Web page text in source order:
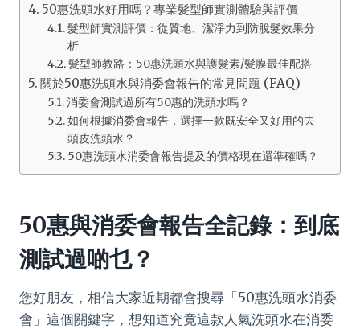
50惠洗頭水好用嗎？專業髮型師實測體驗與評價
髮型師實測評價：從質地、潔淨力到防脫髮效果分
析
髮型師教路：50惠洗頭水與護髮素/髮膜最佳配搭
關於50惠洗頭水與消委會報告的常見問題 (FAQ)
消委會測試過所有50惠的洗頭水嗎？
如何根據消委會報告，選擇一款既安全又好用的去
頭皮洗頭水？
50惠洗頭水消委會報告提及的價格現在還準確嗎？
50惠與消委會報告全記錄：到底
測試過啲乜？
您好朋友，相信大家近期都會搜尋「50惠洗頭水消委
會」這個關鍵字，想知道究竟這款人氣洗頭水在消委